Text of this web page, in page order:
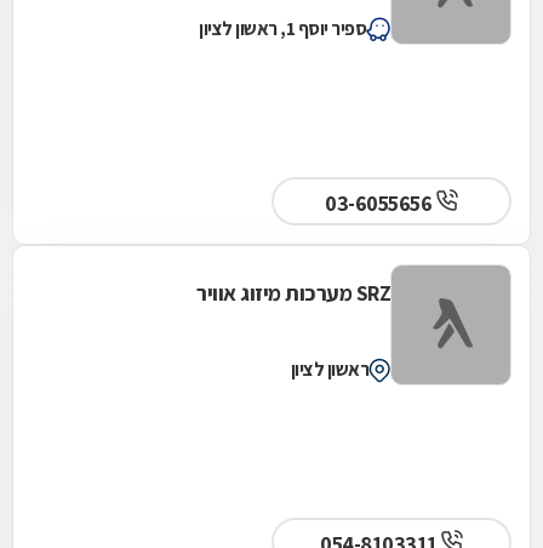
ספיר יוסף 1, ראשון לציון
SRZ מערכות מיזוג אוויר
ראשון לציון